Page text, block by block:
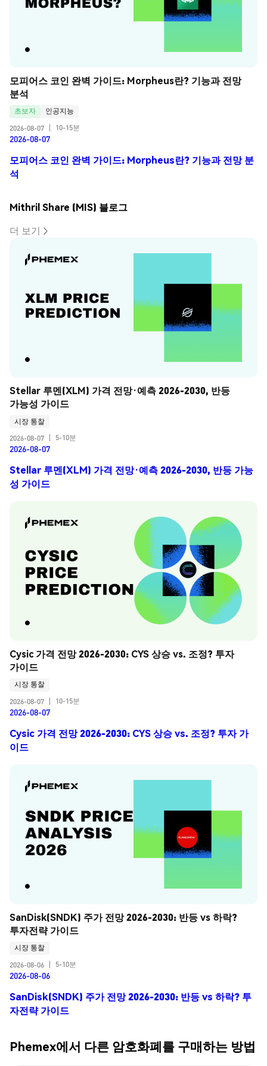
모피어스 코인 완벽 가이드: Morpheus란? 기능과 전망
분석
초보자
인공지능
2026-08-07
10-15분
2026-08-07
모피어스 코인 완벽 가이드: Morpheus란? 기능과 전망 분
석
Mithril Share (MIS) 블로그
더 보기
Stellar 루멘(XLM) 가격 전망·예측 2026-2030, 반등
가능성 가이드
시장 통찰
2026-08-07
5-10분
2026-08-07
Stellar 루멘(XLM) 가격 전망·예측 2026-2030, 반등 가능
성 가이드
Cysic 가격 전망 2026-2030: CYS 상승 vs. 조정? 투자
가이드
시장 통찰
2026-08-07
10-15분
2026-08-07
Cysic 가격 전망 2026-2030: CYS 상승 vs. 조정? 투자 가
이드
SanDisk(SNDK) 주가 전망 2026-2030: 반등 vs 하락?
투자전략 가이드
시장 통찰
2026-08-06
5-10분
2026-08-06
SanDisk(SNDK) 주가 전망 2026-2030: 반등 vs 하락? 투
자전략 가이드
Phemex에서 다른 암호화폐를 구매하는 방법